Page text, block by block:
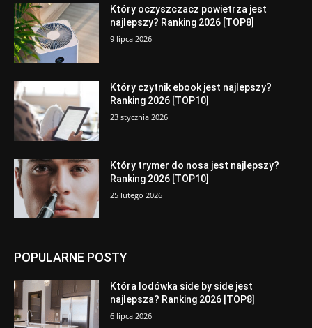
Który oczyszczacz powietrza jest
najlepszy? Ranking 2026 [TOP8]
9 lipca 2026
Który czytnik ebook jest najlepszy?
Ranking 2026 [TOP10]
23 stycznia 2026
Który trymer do nosa jest najlepszy?
Ranking 2026 [TOP10]
25 lutego 2026
POPULARNE POSTY
Która lodówka side by side jest
najlepsza? Ranking 2026 [TOP8]
6 lipca 2026